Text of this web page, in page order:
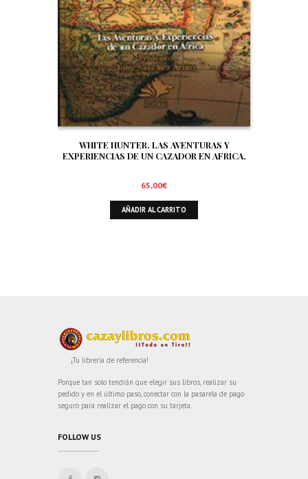
WHITE HUNTER. LAS AVENTURAS Y
EXPERIENCIAS DE UN CAZADOR EN AFRICA.
65,00€
AÑADIR AL CARRITO
¡Tu librería de referencia!
Porque tan solo tendrán que elegir sus libros, realizar su
pedido y en el último paso, conectar con la pasarela de pago
seguro para realizar el pago con su tarjeta.
FOLLOW US